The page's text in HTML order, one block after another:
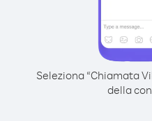
Seleziona “Chiamata
della